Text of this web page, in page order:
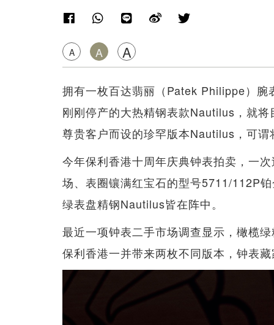
A A A
拥有一枚百达翡丽（Patek Philippe）腕
刚刚停产的大热精钢表款Nautilus，就
尊贵客户而设的珍罕版本Nautilus，可谓
今年保利香港十周年庆典钟表拍卖，一
场、表圈镶满红宝石的型号5711/112P
绿表盘精钢Nautilus皆在阵中。
最近一项钟表二手市场调查显示，橄榄
保利香港一并带来两枚不同版本，钟表藏